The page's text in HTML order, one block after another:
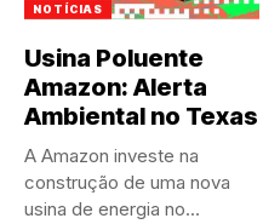
NOTÍCIAS
Usina Poluente
Amazon: Alerta
Ambiental no Texas
A Amazon investe na
construção de uma nova
usina de energia no...